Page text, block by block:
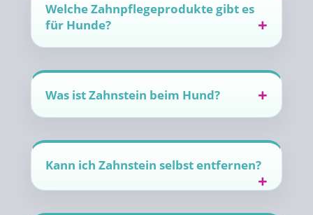
Welche Zahnpflegeprodukte gibt es
für Hunde?
Was ist Zahnstein beim Hund?
Kann ich Zahnstein selbst entfernen?